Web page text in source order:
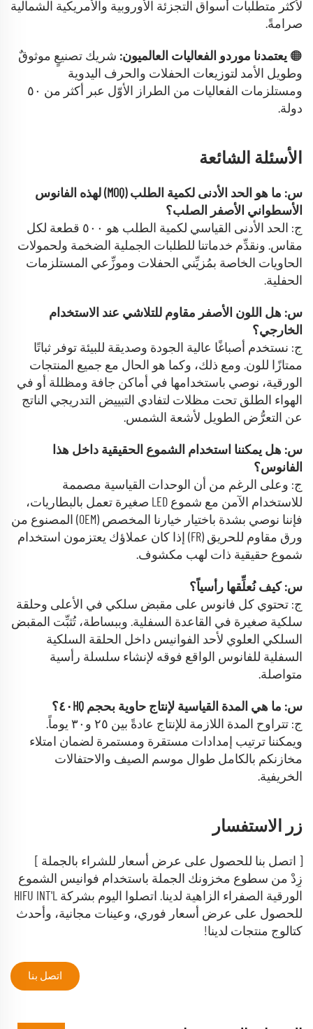
لأكثر متطلبات أسواق التجزئة الأوروبية والأمريكية الشمالية
صرامةً.
🟠 يعتمدنا موردو الفعاليات العالميون: شريك تصنيعٍ موثوقٌ
وطويل الأمد لتوزيعات الحفلات والحرف اليدوية
ومستلزمات الفعاليات من الطراز الأوّل عبر أكثر من ٥٠
دولة.
الأسئلة الشائعة
س: ما هو الحد الأدنى لكمية الطلب (MOQ) لهذه الفانوس
الأسطواني الأصفر الصلب؟
ج: الحد الأدنى القياسي لكمية الطلب هو ٥٠٠ قطعة لكل
مقاس. ونقدِّم خدماتنا للطلبات الجملية الضخمة ولحمولات
الحاويات الخاصة بمُزيِّني الحفلات وموزِّعي المستلزمات
الحفلية.
س: هل اللون الأصفر مقاوم للتلاشي عند الاستخدام
الخارجي؟
ج: نستخدم أصباغًا عالية الجودة وصديقة للبيئة توفر ثباتًا
ممتازًا للون. ومع ذلك، وكما هو الحال مع جميع المنتجات
الورقية، نوصي باستخدامها في أماكن جافة ومظللة أو في
الهواء الطلق تحت مظلات لتفادي التبييض التدريجي الناتج
عن التعرُّض الطويل لأشعة الشمس.
س: هل يمكننا استخدام الشموع الحقيقية داخل هذا
الفانوس؟
ج: وعلى الرغم من أن الوحدات القياسية مصممة
للاستخدام الآمن مع شموع LED صغيرة تعمل بالبطاريات،
فإننا نوصي بشدة باختيار خيارنا المخصص (OEM) المصنوع من
ورق مقاوم للحريق (FR) إذا كان عملاؤك يعتزمون استخدام
شموع حقيقية ذات لهب مكشوف.
س: كيف نُعلِّقها رأسياً؟
ج: تحتوي كل فانوس على مقبض سلكي في الأعلى وحلقة
سلكية صغيرة في القاعدة السفلية. وببساطة، تُثبِّت المقبض
السلكي العلوي لأحد الفوانيس داخل الحلقة السلكية
السفلية للفانوس الواقع فوقه لإنشاء سلسلة رأسية
متواصلة.
س: ما هي المدة القياسية لإنتاج حاوية بحجم ٤٠HQ؟
ج: تتراوح المدة اللازمة للإنتاج عادةً بين ٢٥ و٣٠ يوماً.
ويمكننا ترتيب إمدادات مستقرة ومستمرة لضمان امتلاء
مخازنكم بالكامل طوال موسم الصيف والاحتفالات
الخريفية.
زر الاستفسار
[ اتصل بنا للحصول على عرض أسعار للشراء بالجملة ]
زِدْ من سطوع مخزونك الجملة باستخدام فوانيس الشموع
الورقية الصفراء الزاهية لدينا. اتصلوا اليوم بشركة HIFU INT'L
للحصول على عرض أسعار فوري، وعينات مجانية، وأحدث
كتالوج منتجات لدينا!
اتصل بنا